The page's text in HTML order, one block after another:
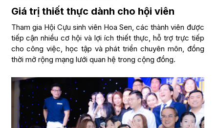
Giá trị thiết thực dành cho hội viên
Tham gia Hội Cựu sinh viên Hoa Sen, các thành viên được
tiếp cận nhiều cơ hội và lợi ích thiết thực, hỗ trợ trực tiếp
cho công việc, học tập và phát triển chuyên môn, đồng
thời mở rộng mạng lưới quan hệ trong cộng đồng.